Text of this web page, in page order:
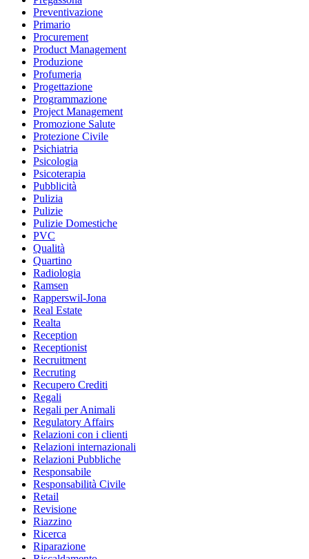
Preventivazione
Primario
Procurement
Product Management
Produzione
Profumeria
Progettazione
Programmazione
Project Management
Promozione Salute
Protezione Civile
Psichiatria
Psicologia
Psicoterapia
Pubblicità
Pulizia
Pulizie
Pulizie Domestiche
PVC
Qualità
Quartino
Radiologia
Ramsen
Rapperswil-Jona
Real Estate
Realta
Reception
Receptionist
Recruitment
Recruting
Recupero Crediti
Regali
Regali per Animali
Regulatory Affairs
Relazioni con i clienti
Relazioni internazionali
Relazioni Pubbliche
Responsabile
Responsabilità Civile
Retail
Revisione
Riazzino
Ricerca
Riparazione